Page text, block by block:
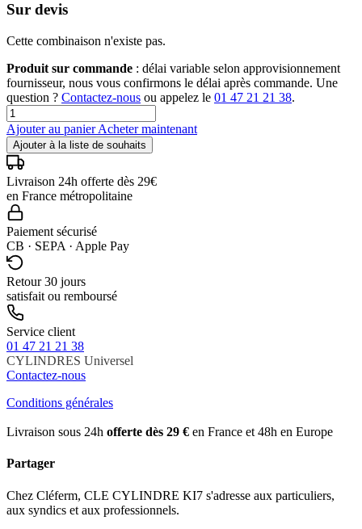
Sur devis
Cette combinaison n'existe pas.
Produit sur commande : délai variable selon approvisionnement
fournisseur, nous vous confirmons le délai après commande. Une
question ? Contactez-nous ou appelez le 01 47 21 21 38.
Ajouter au panierAcheter maintenant
Ajouter à la liste de souhaits
Livraison 24h offerte dès 29€
en France métropolitaine
Paiement sécurisé
CB · SEPA · Apple Pay
Retour 30 jours
satisfait ou remboursé
Service client
01 47 21 21 38
CYLINDRES Universel
Contactez-nous
Conditions générales
Livraison sous 24h offerte dès 29 € en France et 48h en Europe
Partager
Chez Cléferm, CLE CYLINDRE KI7 s'adresse aux particuliers,
aux syndics et aux professionnels.